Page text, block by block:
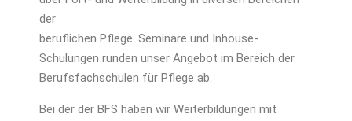
der
beruflichen Pflege. Seminare und Inhouse-
Schulungen runden unser Angebot im Bereich der
Berufsfachschulen für Pflege ab.
Bei der der BFS haben wir Weiterbildungen mit